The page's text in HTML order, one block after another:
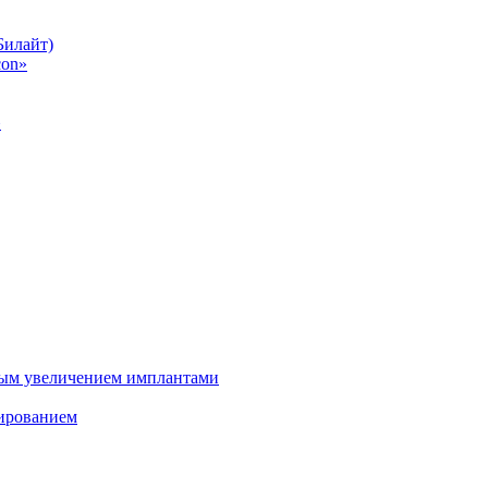
увеличением имплантами